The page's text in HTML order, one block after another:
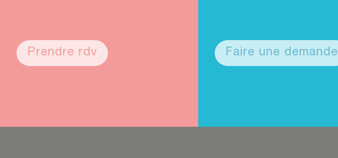
Prendre rdv Faire une demande